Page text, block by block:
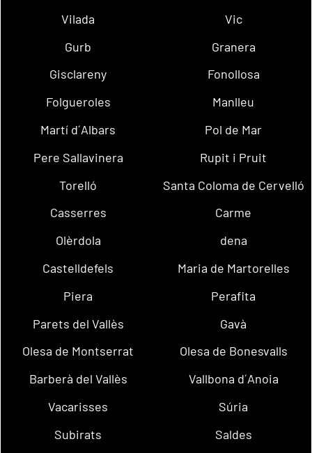
Vilada
Vic
Gurb
Granera
Gisclareny
Fonollosa
Folgueroles
Manlleu
Martí d´Albars
Pol de Mar
Pere Sallavinera
Rupit i Pruit
Torelló
Santa Coloma de Cervelló
Casserres
Carme
Olèrdola
dena
Castelldefels
Maria de Martorelles
Piera
Perafita
Parets del Vallès
Gavà
Olesa de Montserrat
Olesa de Bonesvalls
Barberà del Vallès
Vallbona d´Anoia
Vacarisses
Súria
Subirats
Saldes